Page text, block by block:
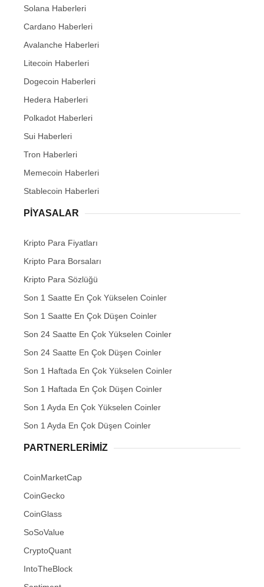
Solana Haberleri
Cardano Haberleri
Avalanche Haberleri
Litecoin Haberleri
Dogecoin Haberleri
Hedera Haberleri
Polkadot Haberleri
Sui Haberleri
Tron Haberleri
Memecoin Haberleri
Stablecoin Haberleri
PIYASALAR
Kripto Para Fiyatları
Kripto Para Borsaları
Kripto Para Sözlüğü
Son 1 Saatte En Çok Yükselen Coinler
Son 1 Saatte En Çok Düşen Coinler
Son 24 Saatte En Çok Yükselen Coinler
Son 24 Saatte En Çok Düşen Coinler
Son 1 Haftada En Çok Yükselen Coinler
Son 1 Haftada En Çok Düşen Coinler
Son 1 Ayda En Çok Yükselen Coinler
Son 1 Ayda En Çok Düşen Coinler
PARTNERLERIMIZ
CoinMarketCap
CoinGecko
CoinGlass
SoSoValue
CryptoQuant
IntoTheBlock